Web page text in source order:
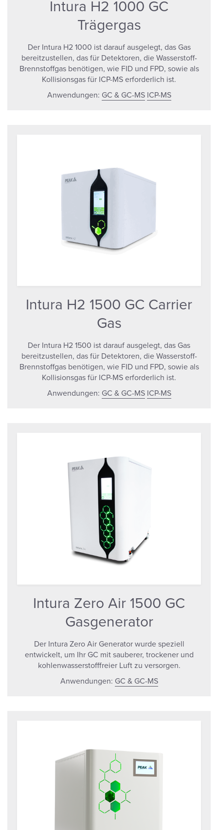
Intura H2 1000 GC
Trägergas
Der Intura H2 1000 ist darauf ausgelegt, das Gas
bereitzustellen, das für Detektoren, die Wasserstoff-
Brennstoffgas benötigen, wie FID und FPD, sowie als
Kollisionsgas für ICP-MS erforderlich ist.
Anwendungen: GC & GC-MS ICP-MS
Intura H2 1500 GC Carrier
Gas
Der Intura H2 1500 ist darauf ausgelegt, das Gas
bereitzustellen, das für Detektoren, die Wasserstoff-
Brennstoffgas benötigen, wie FID und FPD, sowie als
Kollisionsgas für ICP-MS erforderlich ist.
Anwendungen: GC & GC-MS ICP-MS
Intura Zero Air 1500 GC
Gasgenerator
Der Intura Zero Air Generator wurde speziell
entwickelt, um Ihr GC mit sauberer, trockener und
kohlenwasserstofffreier Luft zu versorgen.
Anwendungen: GC & GC-MS